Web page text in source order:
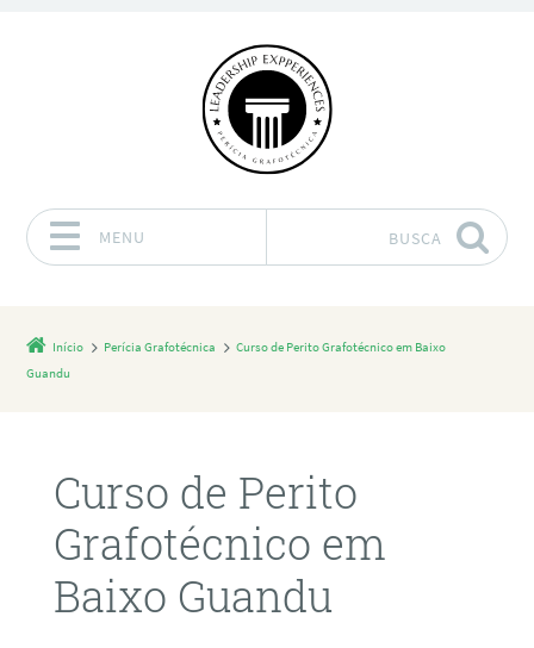
MENU BUSCA
Início Perícia Grafotécnica
Curso de Perito Grafotécnico em Baixo
Guandu
Curso de Perito
Grafotécnico em
Baixo Guandu